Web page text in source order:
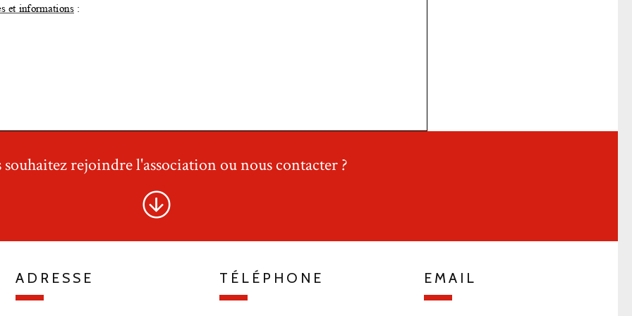
souhaitez rejoindre l'association ou nous contacter ?
ADRESSE TÉLÉPHONE EMAIL